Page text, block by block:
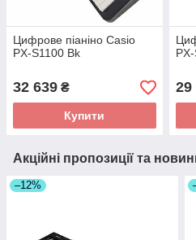
Цифрове піаніно Casio
PX-S1100 Bk
32 639 ₴
Купити
29
Акційні пропозиції та
–12%